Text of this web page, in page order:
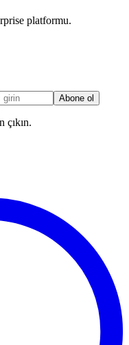
platformu.
Abone ol
çıkın.